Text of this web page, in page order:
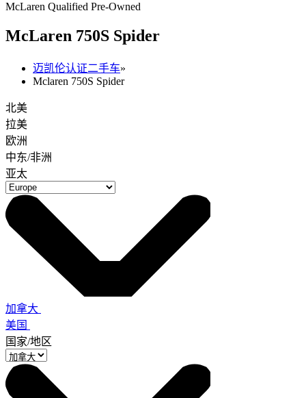
McLaren Qualified Pre-Owned
McLaren 750S Spider
迈凯伦认证二手车»
Mclaren 750S Spider
北美
拉美
欧洲
中东/非洲
亚太
加拿大
美国
国家/地区